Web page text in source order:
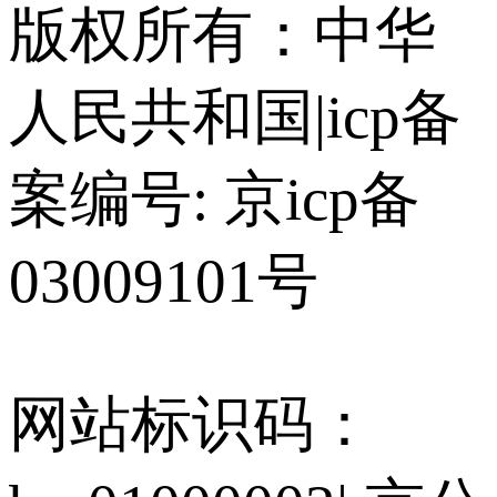
版权所有：中华
人民共和国 |icp备
案编号: 京icp备
03009101号
网站标识码：